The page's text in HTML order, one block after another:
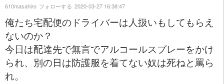
俺たち宅配便のドライバーは人扱いもしてもらえ
ないのか？
今日は配達先で無言でアルコールスプレーをかけ
られ、別の日は防護服を着てない奴は死ねと罵ら
れ。
610masahiro フォローする 2020-03-27 16:38:47